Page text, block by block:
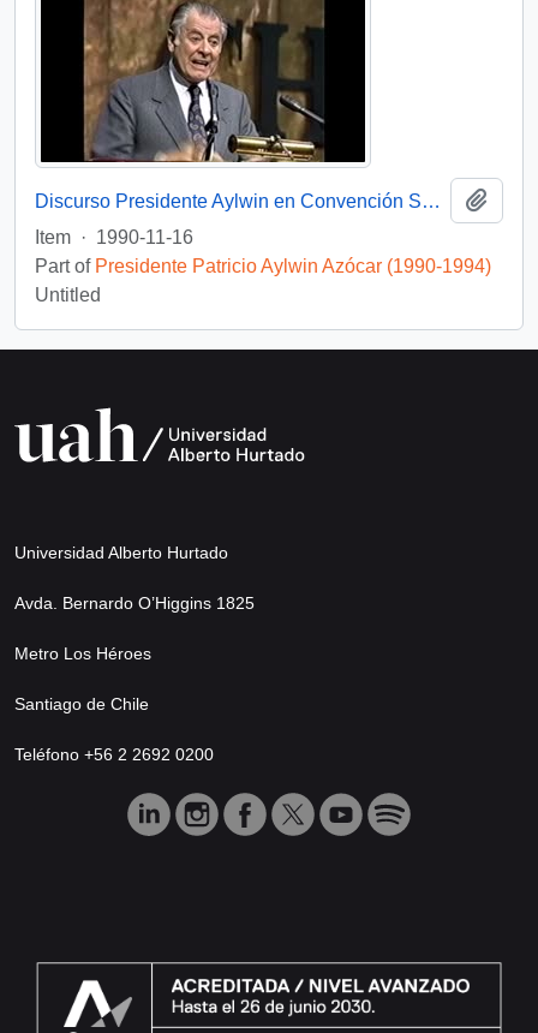
Discurso Presidente Aylwin en Convención Santiago: Video
Item · 1990-11-16
Part of Presidente Patricio Aylwin Azócar (1990-1994)
Untitled
Universidad Alberto Hurtado
Avda. Bernardo O’Higgins 1825
Metro Los Héroes
Santiago de Chile
Teléfono +56 2 2692 0200